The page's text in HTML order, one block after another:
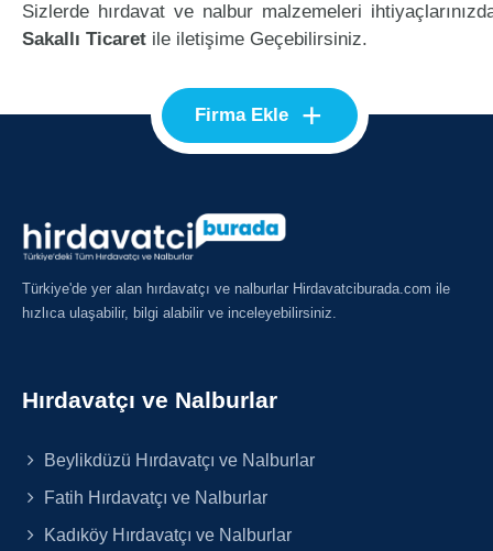
Sizlerde hırdavat ve nalbur malzemeleri
Sakallı Ticaret ile iletişime Geçebilirsiniz.
Firma Ekle +
Türkiye'de yer alan hırdavatçı ve nalburlar Hirdavatciburada.com ile
hızlıca ulaşabilir, bilgi alabilir ve inceleyebilirsiniz.
Hırdavatçı ve Nalburlar
Beylikdüzü Hırdavatçı ve Nalburlar
Fatih Hırdavatçı ve Nalburlar
Kadıköy Hırdavatçı ve Nalburlar